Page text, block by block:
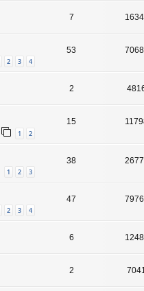
7
2 3 4
53
2
1 2
15
1 2 3
38
2 3 4
47
6
2 7041